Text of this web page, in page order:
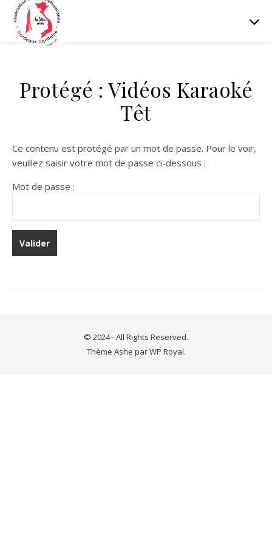
Protégé : Vidéos Karaoké
Têt
Ce contenu est protégé par un mot de passe. Pour le voir,
veuillez saisir votre mot de passe ci-dessous :
Mot de passe :
© 2024 - All Rights Reserved.
Thème Ashe parWP Royal.